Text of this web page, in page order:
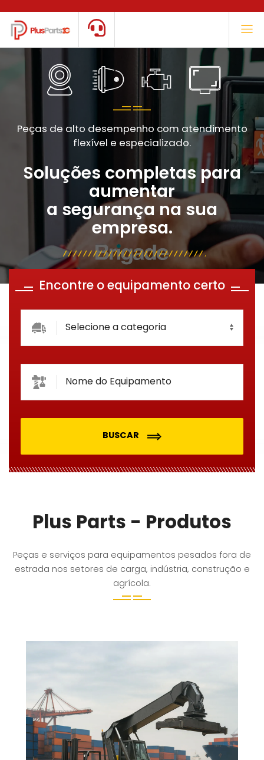
Peças de alto desempenho com atendimento
flexível e especializado.
Soluções completas para
aumentar
a segurança na sua
empresa.
Encontre o equipamento certo
BUSCAR
Plus Parts - Produtos
Peças e serviços para equipamentos pesados fora de
estrada nos setores de carga, indústria, construção e
agrícola.